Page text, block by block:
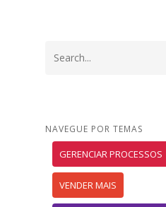
NAVEGUE POR TEMAS
GERENCIAR PROCESSOS
VENDER MAIS